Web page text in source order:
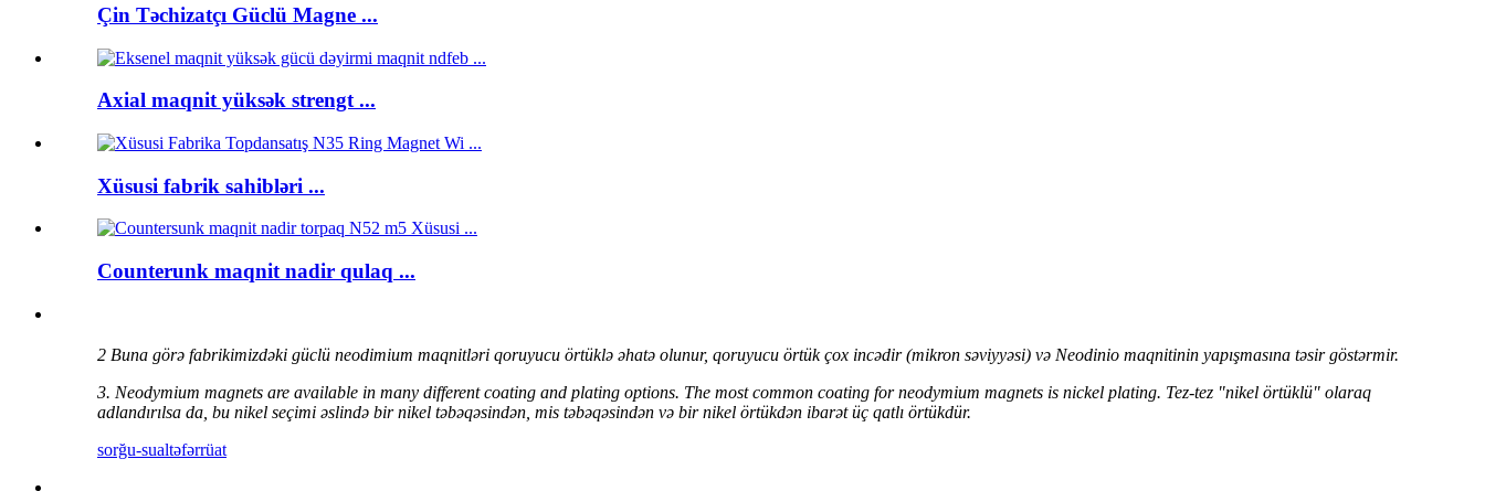
Çin Təchizatçı Güclü Magne ...
Axial maqnit yüksək strengt ...
Xüsusi fabrik sahibləri ...
Counterunk maqnit nadir qulaq ...
2 Buna görə fabrikimizdəki güclü neodimium maqnitləri qoruyucu örtüklə əhatə olunur, qoruyucu örtük çox incədir (mikron səviyyəsi) və Neodinio maqnitinin yapışmasına təsir göstərmir.
3. Neodymium magnets are available in many different coating and plating options. The most common coating for neodymium magnets is nickel plating. Tez-tez "nikel örtüklü" olaraq
adlandırılsa da, bu nikel seçimi əslində bir nikel təbəqəsindən, mis təbəqəsindən və bir nikel örtükdən ibarət üç qatlı örtükdür.
sorğu-sualtəfərrüat